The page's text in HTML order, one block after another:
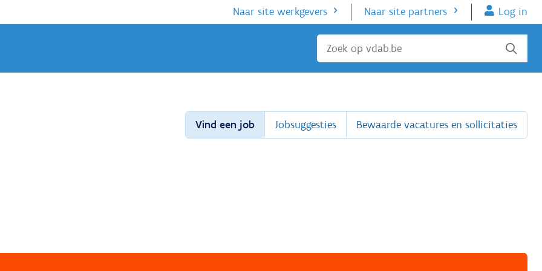
Naar site werkgevers Naar site partners Log in
Sluiten
Vind een job Jobsuggesties Bewaarde vacatures en sollicitaties